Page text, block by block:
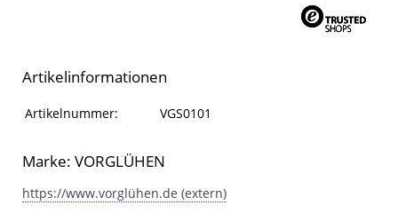
Artikelinformationen
Artikelinformationen
Eigenschaft Wert
Artikelnummer: VGS0101
Marke: VORGLÜHEN
https://www.vorglühen.de (extern)